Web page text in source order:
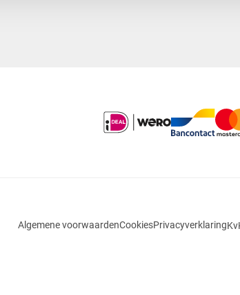
Algemene voorwaardenCookiesPrivacyverklaring